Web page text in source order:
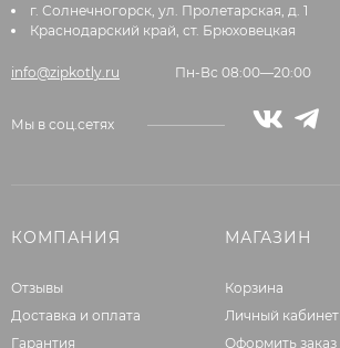
г. Солнечногорск, ул. Пролетарская, д. 1
Краснодарский край, ст. Брюховецкая
info@zipkotly.ru Пн-Вс 08:00—20:00
Мы в соц.сетях
КОМПАНИЯ
Отзывы
Доставка и оплата
Гарантия
МАГАЗИН
Корзина
Личный кабинет
Оформить заказ